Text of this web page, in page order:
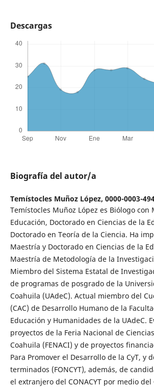
Descargas
Biografía del autor/a
Temístocles Muñoz López, 0000-0003-
Temístocles Muñoz López es Biólogo con
Educación, Doctorado en Ciencias de la
Doctorado en Teoría de la Ciencia. Ha
Maestría y Doctorado en Ciencias de la
Maestría de Metodología de la
Miembro del Sistema Estatal de
de programas de posgrado de la
Coahuila (UAdeC). Actual miembro del
(CAC) de Desarrollo Humano de la
Educación y Humanidades de la UAdeC.
proyectos de la Feria Nacional de
Coahuila (FENACI) y de proyectos
Para Promover el Desarrollo de la CyT, y
terminados (FONCYT), además, de
el extranjero del CONACYT por medio del